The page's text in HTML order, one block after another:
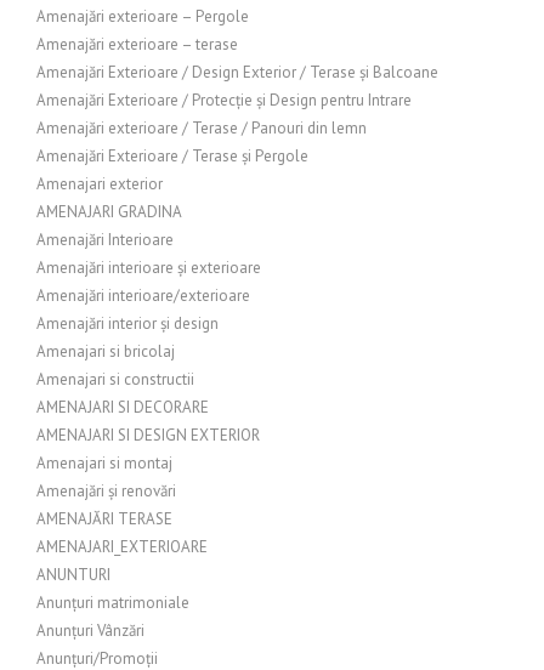
Amenajări exterioare – Pergole
Amenajări exterioare – terase
Amenajări Exterioare / Design Exterior / Terase și Balcoane
Amenajări Exterioare / Protecție și Design pentru Intrare
Amenajări exterioare / Terase / Panouri din lemn
Amenajări Exterioare / Terase și Pergole
Amenajari exterior
AMENAJARI GRADINA
Amenajări Interioare
Amenajări interioare și exterioare
Amenajări interioare/exterioare
Amenajări interior și design
Amenajari si bricolaj
Amenajari si constructii
AMENAJARI SI DECORARE
AMENAJARI SI DESIGN EXTERIOR
Amenajari si montaj
Amenajări și renovări
AMENAJĂRI TERASE
AMENAJARI_EXTERIOARE
ANUNTURI
Anunțuri matrimoniale
Anunțuri Vânzări
Anunțuri/Promoții